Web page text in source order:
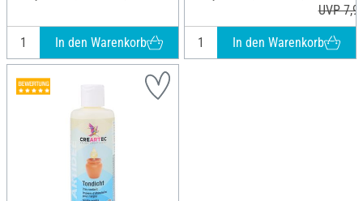
In den Warenkorb
UVP
In den Warenkorb